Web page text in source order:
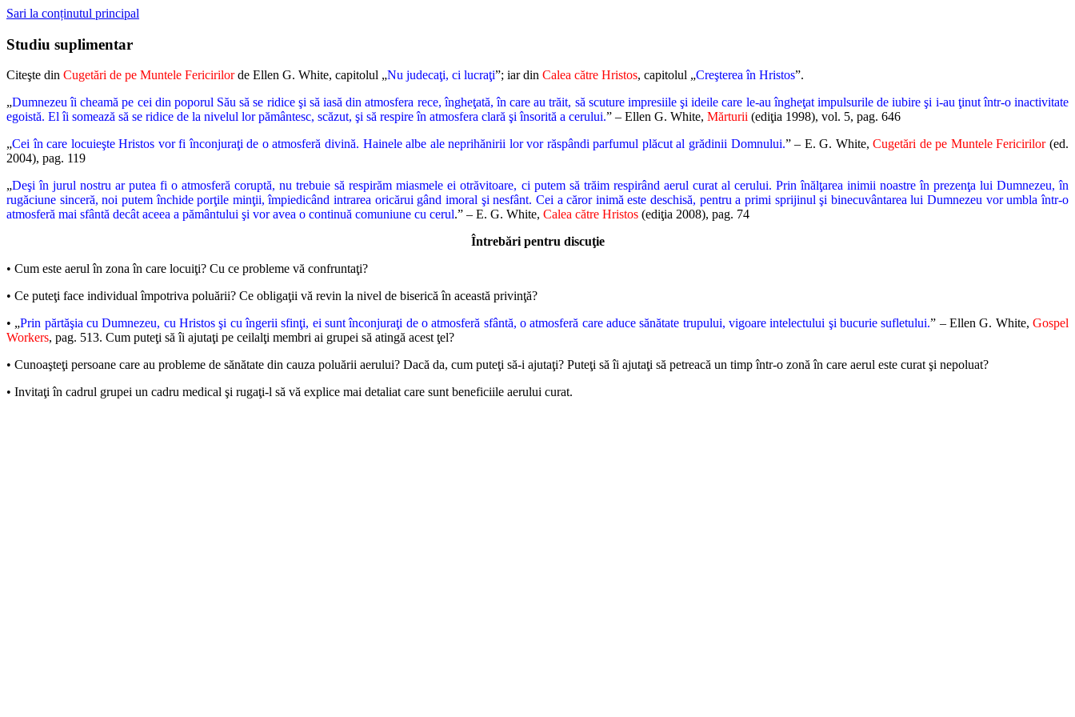
Sari la conținutul principal
Studiu suplimentar
Citeşte din Cugetări de pe Muntele Fericirilorde Ellen G. White, capitolul „Nu judecaţi, ci lucraţi”; iar din Calea către Hristos, capitolul „Creşterea în Hristos”.
„Dumnezeu îi cheamă pe cei din poporul Său să se ridice şi să iasă din atmosfera rece, îngheţată, în care au trăit, să scuture impresiile şi ideile care le-au îngheţat impulsurile de iubire şi i-au ţinut într-o inactivitate
egoistă. El îi somează să se ridice de la nivelul lor pământesc, scăzut, şi să respire în atmosfera clară şi însorită a cerului.” – Ellen G. White, Mărturii (ediţia 1998), vol. 5, pag. 646
„Cei în care locuieşte Hristos vor fi înconjuraţi de o atmosferă divină. Hainele albe ale neprihănirii lor vor răspândi parfumul plăcut al grădinii Domnului.” – E. G. White,Cugetări de pe Muntele Fericirilor(ed.
2004), pag. 119
„Deşi în jurul nostru ar putea fi o atmosferă coruptă, nu trebuie să respirăm miasmele ei otrăvitoare, ci putem să trăim respirând aerul curat al cerului. Prin înălţarea inimii noastre în prezenţa lui Dumnezeu, în
rugăciune sinceră, noi putem închide porţile minţii, împiedicând intrarea oricărui gând imoral şi nesfânt. Cei a căror inimă este deschisă, pentru a primi sprijinul şi binecuvântarea lui Dumnezeu vor umbla într-o
atmosferă mai sfântă decât aceea a pământului şi vor avea o continuă comuniune cu cerul.” – E. G. White, Calea către Hristos (ediţia 2008), pag. 74
Întrebări pentru discuţie
• Cum este aerul în zona în care locuiţi? Cu ce probleme vă confruntaţi?
• Ce puteţi face individual împotriva poluării? Ce obligaţii vă revin la nivel de biserică în această privinţă?
• „Prin părtăşia cu Dumnezeu, cu Hristos şi cu îngerii sfinţi, ei sunt înconjuraţi de o atmosferă sfântă, o atmosferă care aduce sănătate trupului, vigoare intelectului şi bucurie sufletului.” – Ellen G. White, Gospel
Workers, pag. 513. Cum puteţi să îi ajutaţi pe ceilalţi membri ai grupei să atingă acest ţel?
• Cunoaşteţi persoane care au probleme de sănătate din cauza poluării aerului? Dacă da, cum puteţi să-i ajutaţi? Puteţi să îi ajutaţi să petreacă un timp într-o zonă în care aerul este curat şi nepoluat?
• Invitaţi în cadrul grupei un cadru medical şi rugaţi-l să vă explice mai detaliat care sunt beneficiile aerului curat.